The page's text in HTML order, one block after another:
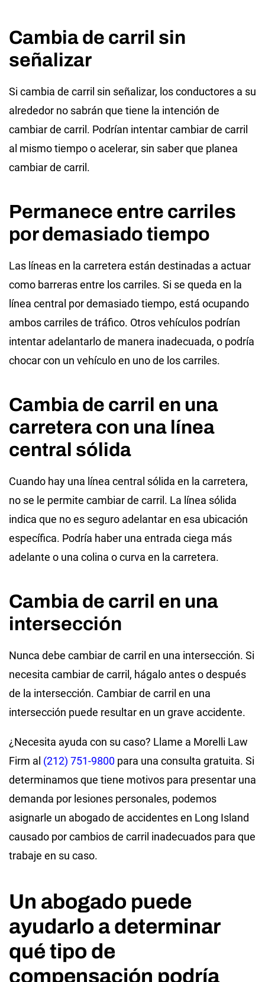
Cambia de carril sin
señalizar
Si cambia de carril sin señalizar, los conductores a su
alrededor no sabrán que tiene la intención de
cambiar de carril. Podrían intentar cambiar de carril
al mismo tiempo o acelerar, sin saber que planea
cambiar de carril.
Permanece entre carriles
por demasiado tiempo
Las líneas en la carretera están destinadas a actuar
como barreras entre los carriles. Si se queda en la
línea central por demasiado tiempo, está ocupando
ambos carriles de tráfico. Otros vehículos podrían
intentar adelantarlo de manera inadecuada, o podría
chocar con un vehículo en uno de los carriles.
Cambia de carril en una
carretera con una línea
central sólida
Cuando hay una línea central sólida en la carretera,
no se le permite cambiar de carril. La línea sólida
indica que no es seguro adelantar en esa ubicación
específica. Podría haber una entrada ciega más
adelante o una colina o curva en la carretera.
Cambia de carril en una
intersección
Nunca debe cambiar de carril en una intersección. Si
necesita cambiar de carril, hágalo antes o después
de la intersección. Cambiar de carril en una
intersección puede resultar en un grave accidente.
¿Necesita ayuda con su caso? Llame a Morelli Law
Firm al (212) 751-9800 para una consulta gratuita. Si
determinamos que tiene motivos para presentar una
demanda por lesiones personales, podemos
asignarle un abogado de accidentes en Long Island
causado por cambios de carril inadecuados para que
trabaje en su caso.
Un abogado puede
ayudarlo a determinar
qué tipo de
compensación podría